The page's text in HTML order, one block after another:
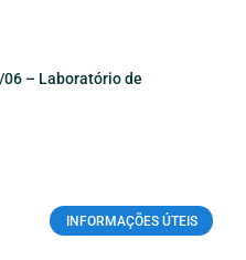
– Laboratório de
INFORMAÇÕES ÚTEIS